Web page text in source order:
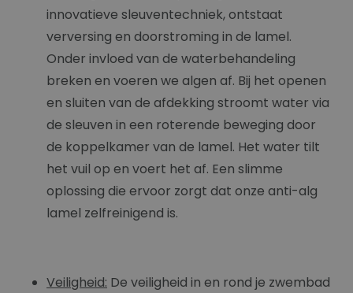
innovatieve sleuventechniek, ontstaat
verversing en doorstroming in de lamel.
Onder invloed van de waterbehandeling
breken en voeren we algen af. Bij het openen
en sluiten van de afdekking stroomt water via
de sleuven in een roterende beweging door
de koppelkamer van de lamel. Het water tilt
het vuil op en voert het af. Een slimme
oplossing die ervoor zorgt dat onze anti-alg
lamel zelfreinigend is.
Veiligheid: De veiligheid in en rond je zwembad